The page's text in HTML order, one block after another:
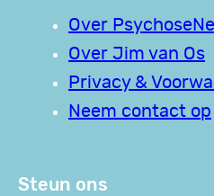
Over
Over Jim van Os
Privacy &
Neem contact op
Steun ons